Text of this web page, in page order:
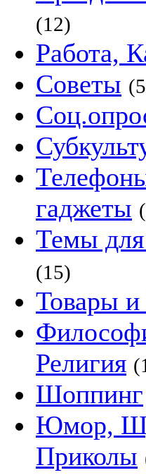
(12)
Работа,
Советы
гаджеты
Темы
(15)
Товары и
Религия
Шоппинг
Юмор,
Приколы